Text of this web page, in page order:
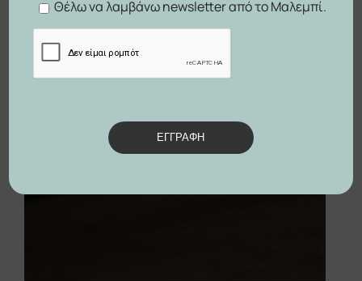
Θέλω να λαμβάνω newsletter από το Μαλεμπί.
ΕΓΓΡΑΦΗ